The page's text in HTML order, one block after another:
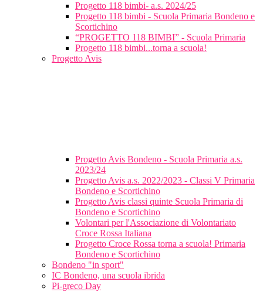
Progetto 118 bimbi- a.s. 2024/25
Progetto 118 bimbi - Scuola Primaria Bondeno e
Scortichino
“PROGETTO 118 BIMBI” - Scuola Primaria
Progetto 118 bimbi...torna a scuola!
Progetto Avis
Progetto Avis Bondeno - Scuola Primaria a.s.
2023/24
Progetto Avis a.s. 2022/2023 - Classi V Primaria
Bondeno e Scortichino
Progetto Avis classi quinte Scuola Primaria di
Bondeno e Scortichino
Volontari per l'Associazione di Volontariato
Croce Rossa Italiana
Progetto Croce Rossa torna a scuola! Primaria
Bondeno e Scortichino
Bondeno "in sport"
IC Bondeno, una scuola ibrida
Pi-greco Day